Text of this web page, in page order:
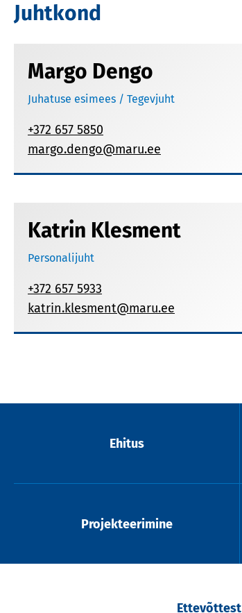
Juhtkond
Margo Dengo
Juhatuse esimees / Tegevjuht
+372 657 5850
margo.dengo@maru.ee
Katrin Klesment
Personalijuht
+372 657 5933
katrin.klesment@maru.ee
Ehitus
Projekteerimine
Ettevõttest